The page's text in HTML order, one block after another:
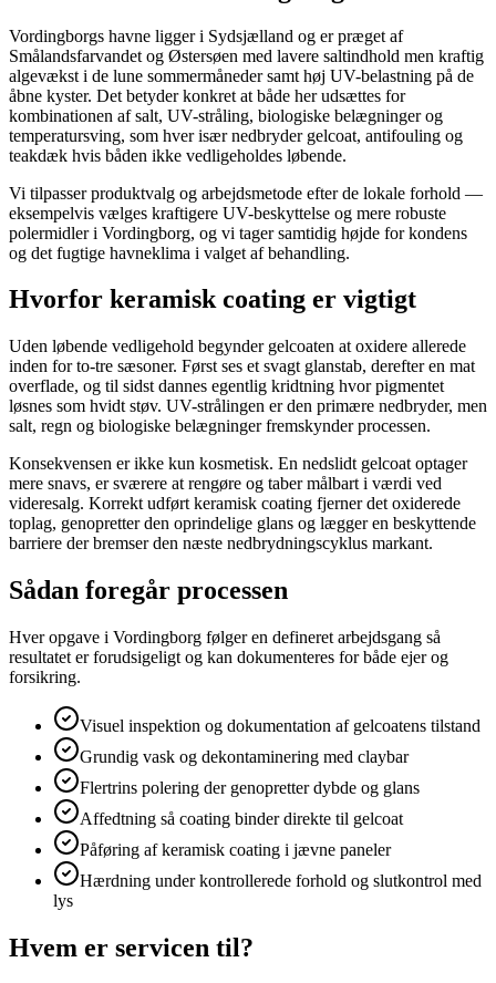
Vordingborgs havne ligger i Sydsjælland og er præget af
Smålandsfarvandet og Østersøen med lavere saltindhold men kraftig
algevækst i de lune sommermåneder samt høj UV-belastning på de
åbne kyster. Det betyder konkret at både her udsættes for
kombinationen af salt, UV-stråling, biologiske belægninger og
temperatursving, som hver især nedbryder gelcoat, antifouling og
teakdæk hvis båden ikke vedligeholdes løbende.
Vi tilpasser produktvalg og arbejdsmetode efter de lokale forhold —
eksempelvis vælges kraftigere UV-beskyttelse og mere robuste
polermidler i Vordingborg, og vi tager samtidig højde for kondens
og det fugtige havneklima i valget af behandling.
Hvorfor keramisk coating er vigtigt
Uden løbende vedligehold begynder gelcoaten at oxidere allerede
inden for to-tre sæsoner. Først ses et svagt glanstab, derefter en mat
overflade, og til sidst dannes egentlig kridtning hvor pigmentet
løsnes som hvidt støv. UV-strålingen er den primære nedbryder, men
salt, regn og biologiske belægninger fremskynder processen.
Konsekvensen er ikke kun kosmetisk. En nedslidt gelcoat optager
mere snavs, er sværere at rengøre og taber målbart i værdi ved
videresalg. Korrekt udført keramisk coating fjerner det oxiderede
toplag, genopretter den oprindelige glans og lægger en beskyttende
barriere der bremser den næste nedbrydningscyklus markant.
Sådan foregår processen
Hver opgave i Vordingborg følger en defineret arbejdsgang så
resultatet er forudsigeligt og kan dokumenteres for både ejer og
forsikring.
Visuel inspektion og dokumentation af gelcoatens tilstand
Grundig vask og dekontaminering med claybar
Flertrins polering der genopretter dybde og glans
Affedtning så coating binder direkte til gelcoat
Påføring af keramisk coating i jævne paneler
Hærdning under kontrollerede forhold og slutkontrol med
lys
Hvem er servicen til?